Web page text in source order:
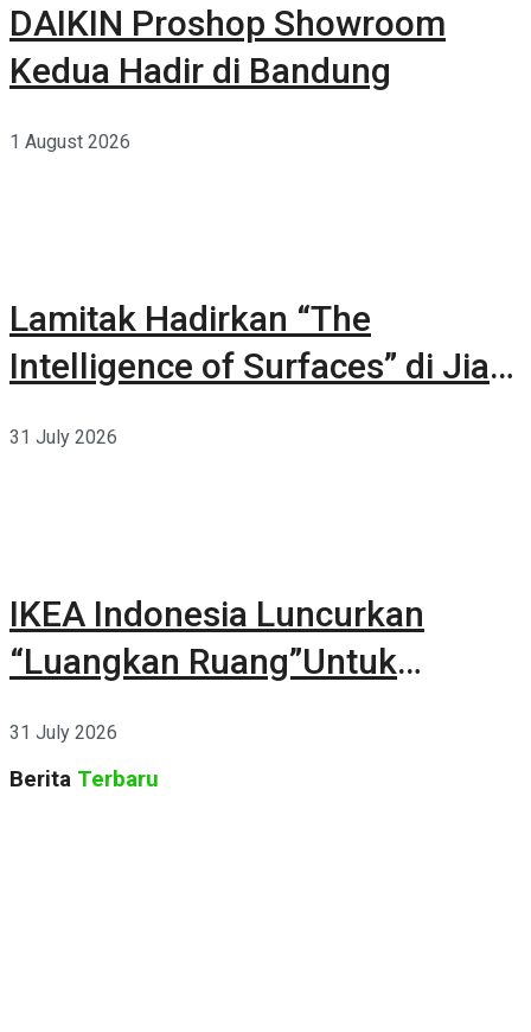
DAIKIN Proshop Showroom
Kedua Hadir di Bandung
1 August 2026
Lamitak Hadirkan “The
Intelligence of Surfaces” di Jia
31 July 2026
IKEA Indonesia Luncurkan
“Luangkan Ruang”Untuk
31 July 2026
Berita Terbaru